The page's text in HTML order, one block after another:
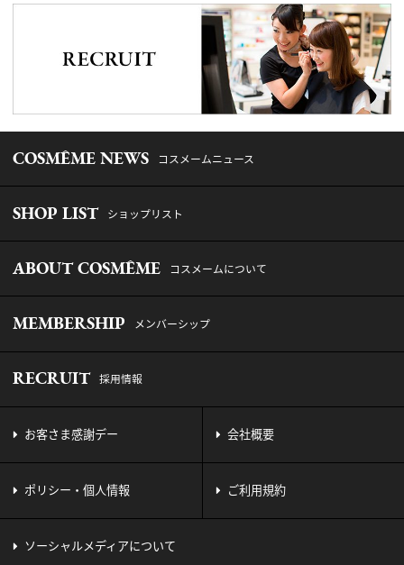
COSMÊME NEWS コスメームニュース
SHOP LIST ショップリスト
ABOUT COSMÊME コスメームについて
MEMBERSHIP メンバーシップ
RECRUIT 採用情報
お客さま感謝デー 会社概要
ポリシー・個人情報 ご利用規約
ソーシャルメディアについて